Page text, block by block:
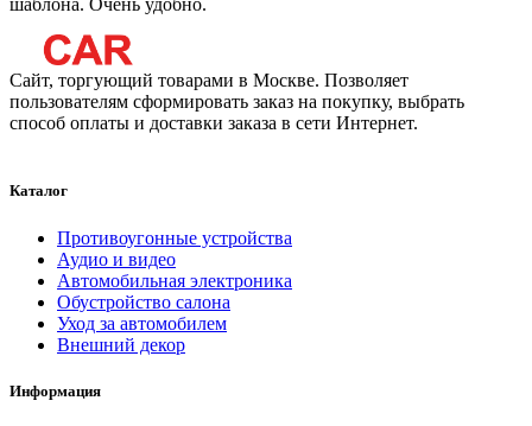
шаблона. Очень удобно.
Сайт, торгующий товарами в Москве. Позволяет
пользователям сформировать заказ на покупку, выбрать
способ оплаты и доставки заказа в сети Интернет.
Каталог
Противоугонные устройства
Аудио и видео
Автомобильная электроника
Обустройство салона
Уход за автомобилем
Внешний декор
Информация